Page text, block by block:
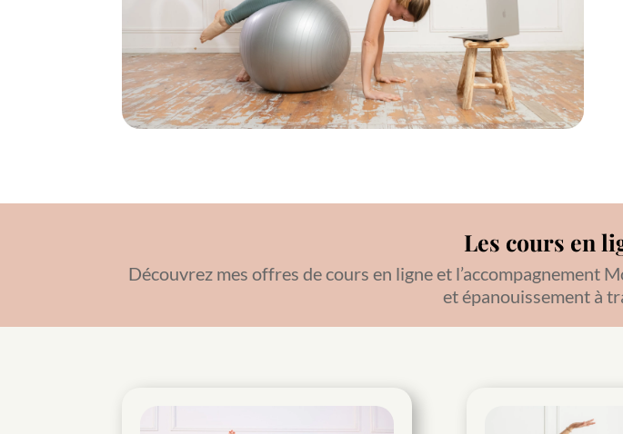
Les cours en
Découvrez mes offres de cours en ligne et
et épanouissement à